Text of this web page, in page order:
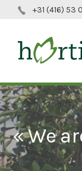
+31 (416) 53
« We